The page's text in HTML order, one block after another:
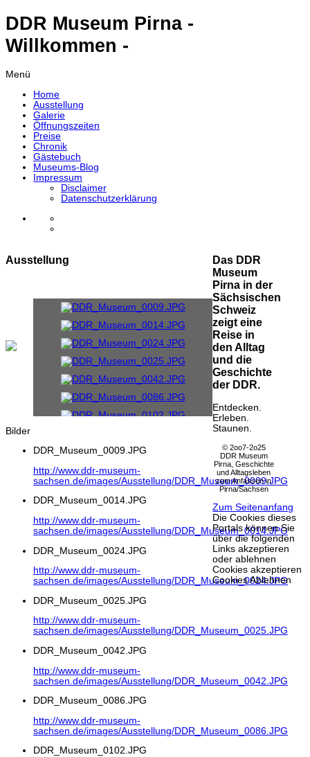
DDR Museum Pirna -
Willkommen -
Menü
Home
Ausstellung
Galerie
Öffnungszeiten
Preise
Chronik
Gästebuch
Museums-Blog
Impressum
Disclaimer
Datenschutzerklärung
Ausstellung
Bilder
DDR_Museum_0009.JPG
http://www.ddr-museum-
sachsen.de/images/Ausstellung/DDR_Museum_0009.JPG
DDR_Museum_0014.JPG
http://www.ddr-museum-
sachsen.de/images/Ausstellung/DDR_Museum_0014.JPG
DDR_Museum_0024.JPG
http://www.ddr-museum-
sachsen.de/images/Ausstellung/DDR_Museum_0024.JPG
DDR_Museum_0025.JPG
http://www.ddr-museum-
sachsen.de/images/Ausstellung/DDR_Museum_0025.JPG
DDR_Museum_0042.JPG
http://www.ddr-museum-
sachsen.de/images/Ausstellung/DDR_Museum_0042.JPG
DDR_Museum_0086.JPG
http://www.ddr-museum-
sachsen.de/images/Ausstellung/DDR_Museum_0086.JPG
DDR_Museum_0102.JPG
Das DDR
Museum
Pirna in der
Sächsischen
Schweiz
zeigt eine
Reise in
den Alltag
und die
Geschichte
der DDR.
Entdecken.
Erleben.
Staunen.
© 2oo7-2o25
DDR Museum
Pirna, Geschichte
und Alltagsleben
zum Anfassen in
Pirna/Sachsen
Zum Seitenanfang
Die Cookies dieses
Portals können Sie
über die folgenden
Links akzeptieren
oder ablehnen
Cookies akzeptieren
Cookies Ablehnen